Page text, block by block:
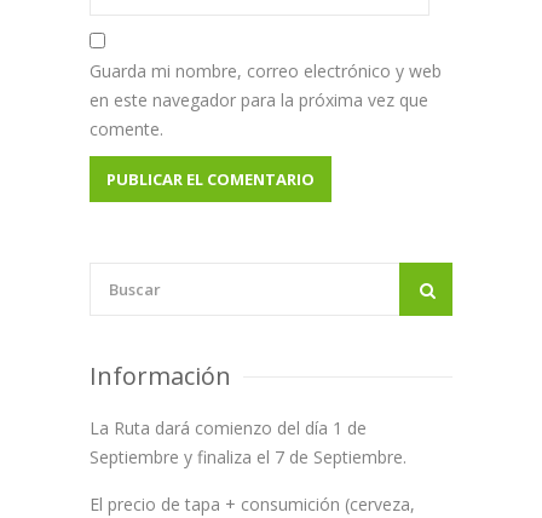
Guarda mi nombre, correo electrónico y web
en este navegador para la próxima vez que
comente.
Información
La Ruta dará comienzo del día 1 de
Septiembre y finaliza el 7 de Septiembre.
El precio de tapa + consumición (cerveza,